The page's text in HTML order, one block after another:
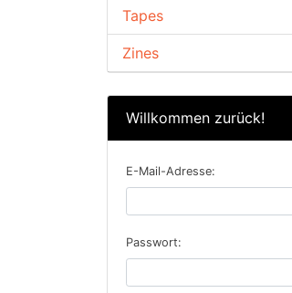
Tapes
Zines
Willkommen zurück!
E-Mail-Adresse:
Passwort: